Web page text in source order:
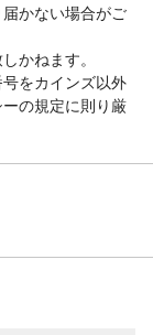
かない場合がご
かねます。
をカインズ以外
の規定に則り厳